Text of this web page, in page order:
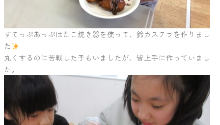
すてっぷあっぷはたこ焼き器を使って、鈴カステラを作りまし
た
丸くするのに苦戦した子もいましたが、皆上手に作っていまし
た。